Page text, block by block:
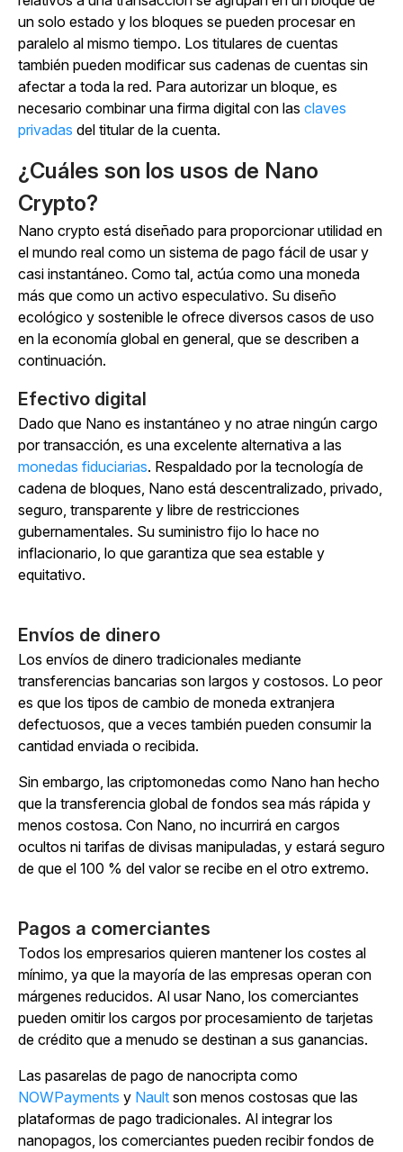
un solo estado y los bloques se pueden procesar en
paralelo al mismo tiempo. Los titulares de cuentas
también pueden modificar sus cadenas de cuentas sin
afectar a toda la red. Para autorizar un bloque, es
necesario combinar una firma digital con las claves
privadas del titular de la cuenta.
¿Cuáles son los usos de Nano
Crypto?
Nano crypto está diseñado para proporcionar utilidad en
el mundo real como un sistema de pago fácil de usar y
casi instantáneo. Como tal, actúa como una moneda
más que como un activo especulativo. Su diseño
ecológico y sostenible le ofrece diversos casos de uso
en la economía global en general, que se describen a
continuación.
Efectivo digital
Dado que Nano es instantáneo y no atrae ningún cargo
por transacción, es una excelente alternativa a las
monedas fiduciarias. Respaldado por la tecnología de
cadena de bloques, Nano está descentralizado, privado,
seguro, transparente y libre de restricciones
gubernamentales. Su suministro fijo lo hace no
inflacionario, lo que garantiza que sea estable y
equitativo.
Envíos de dinero
Los envíos de dinero tradicionales mediante
transferencias bancarias son largos y costosos. Lo peor
es que los tipos de cambio de moneda extranjera
defectuosos, que a veces también pueden consumir la
cantidad enviada o recibida.
Sin embargo, las criptomonedas como Nano han hecho
que la transferencia global de fondos sea más rápida y
menos costosa. Con Nano, no incurrirá en cargos
ocultos ni tarifas de divisas manipuladas, y estará seguro
de que el 100 % del valor se recibe en el otro extremo.
Pagos a comerciantes
Todos los empresarios quieren mantener los costes al
mínimo, ya que la mayoría de las empresas operan con
márgenes reducidos. Al usar Nano, los comerciantes
pueden omitir los cargos por procesamiento de tarjetas
de crédito que a menudo se destinan a sus ganancias.
Las pasarelas de pago de nanocripta como
NOWPayments y Nault son menos costosas que las
plataformas de pago tradicionales. Al integrar los
nanopagos, los comerciantes pueden recibir fondos de